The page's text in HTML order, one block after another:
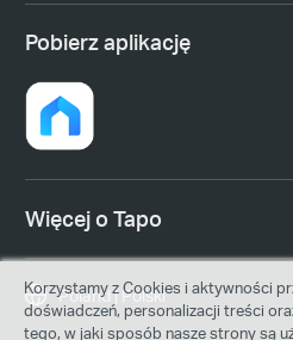
Pobierz aplikację
Więcej o Tapo
Poland | Polski
Korzystamy z Cookies i aktywności
doświadczeń, personalizacji treści
tego, w jaki sposób nasze strony są